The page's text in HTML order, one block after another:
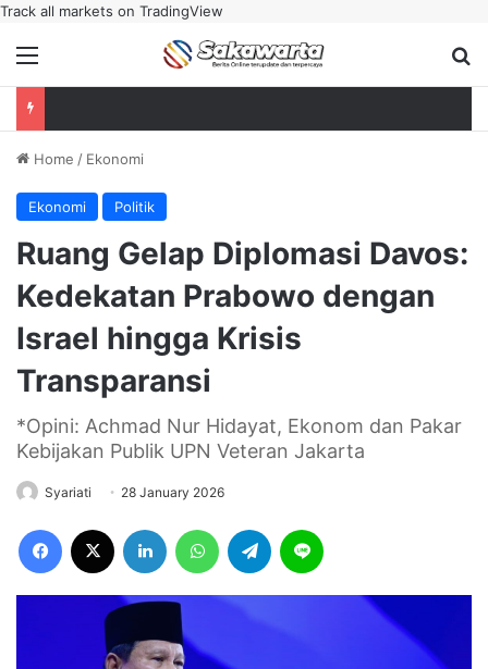
Track all markets on TradingView
Menu
Home / Ekonomi
Ekonomi Politik
Ruang Gelap Diplomasi Davos:
Kedekatan Prabowo dengan
Israel hingga Krisis
Transparansi
*Opini: Achmad Nur Hidayat, Ekonom dan Pakar
Kebijakan Publik UPN Veteran Jakarta
Syariati 28 January 2026
Facebook LinkedIn WhatsAppTelegram